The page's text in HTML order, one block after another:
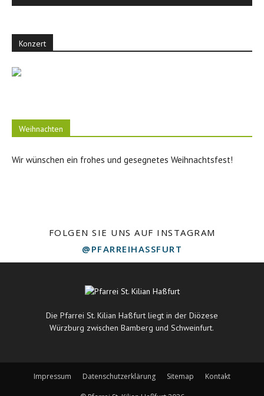
Konzert
Weihnachten
Wir wünschen ein frohes und gesegnetes Weihnachtsfest!
FOLGEN SIE UNS AUF INSTAGRAM
@PFARREIHASSFURT
Die Pfarrei St. Kilian Haßfurt liegt in der Diözese
Würzburg zwischen Bamberg und Schweinfurt.
Impressum Datenschutzerklärung Sitemap Kontakt